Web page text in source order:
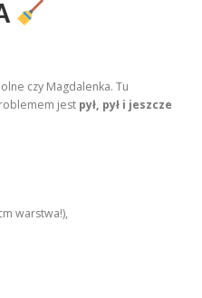
czy Magdalenka. Tu
jest pył, pył i jeszcze
warstwa!),